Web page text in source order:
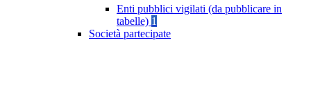
Enti pubblici vigilati (da pubblicare in
tabelle) 1
Società partecipate